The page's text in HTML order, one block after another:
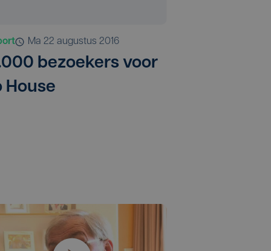
ma 22 augustus 2016
bezoekers voor
House